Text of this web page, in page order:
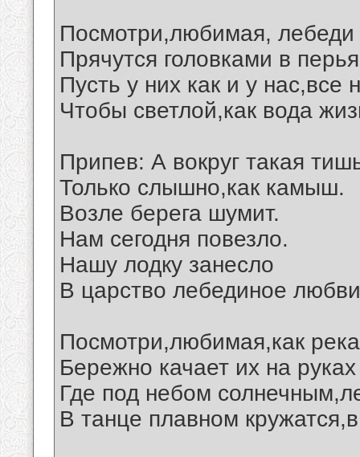
Посмотри,любимая, лебеди
Прячутся головками в
Пусть у них как и у нас,все
Чтобы светлой,как вода
Припев: А вокруг такая
Только слышно,как камыш.
Возле берега шумит.
Нам сегодня повезло.
Нашу лодку занесло
В царство лебединое
Посмотри,любимая,как
Бережно качает их на
Где под небом
В танце плавном